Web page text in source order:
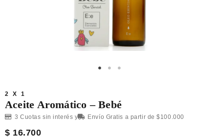
2 X 1
Aceite Aromático – Bebé
3 Cuotas sin interés y Envío Gratis a partir de $100.000
$ 16.700